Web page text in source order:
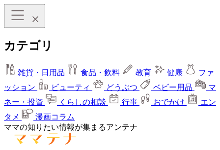
カテゴリ
雑貨・日用品 食品・飲料 教育 健康
ファ
ッション
ビューティ どうぶつ ベビー用品
マ
ネー・投資
くらしの相談 行事 おでかけ
エン
タメ
漫画コラム
ママの知りたい情報が集まるアンテナ